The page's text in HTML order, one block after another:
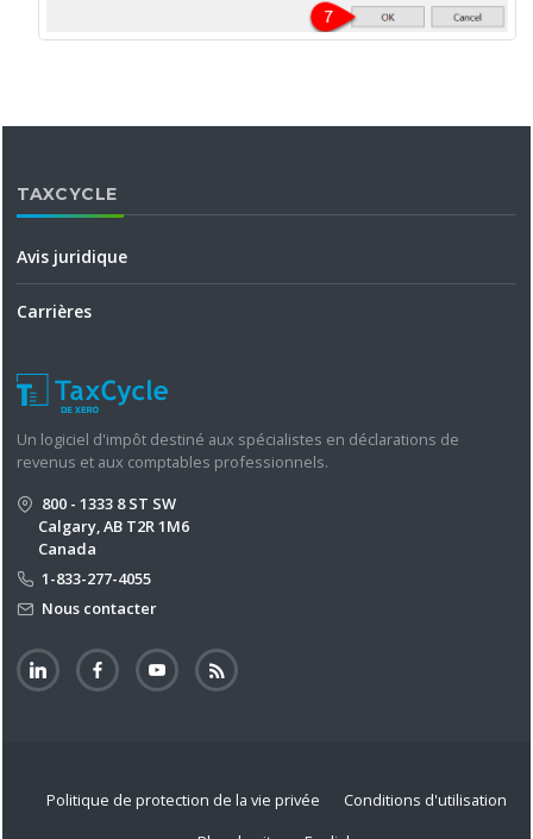
TAXCYCLE
Avis juridique
Carrières
Un logiciel d'impôt destiné aux spécialistes en déclarations de
revenus et aux comptables professionnels.
800 - 1333 8 ST SW
Calgary, AB T2R 1M6
Canada
1-833-277-4055
Nous contacter
Politique de protection de la vie privée
Conditions d'utilisation